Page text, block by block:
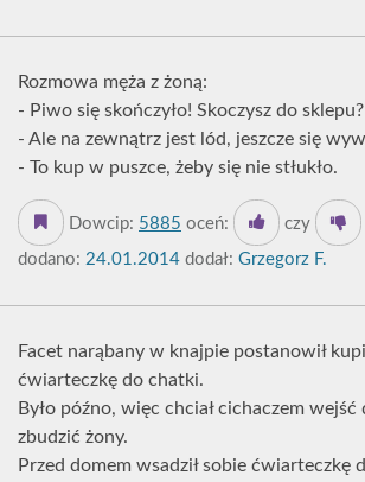
Rozmowa męża z żoną:
- Piwo się skończyło! Skoczysz do sklepu?
- Ale na zewnątrz jest lód, jeszcze się
- To kup w puszce, żeby się nie stłukło.
Dowcip: 5885 oceń: czy
dodano: 24.01.2014 dodał: Grzegorz F.
Facet narąbany w knajpie postanowił
ćwiarteczkę do chatki.
Było późno, więc chciał cichaczem
zbudzić żony.
Przed domem wsadził sobie ćwiarteczkę